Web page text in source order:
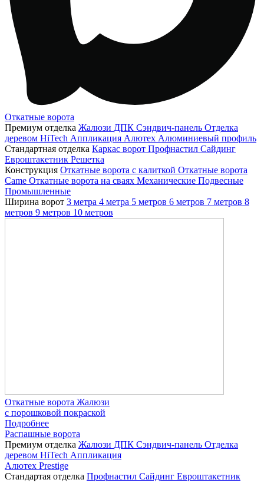
Откатные ворота
Премиум отделка Жалюзи ДПК Сэндвич-панель Отделка
деревом HiTech Аппликация Алютех Алюминиевый профиль
Стандартная отделка Каркас ворот Профнастил Сайдинг
Евроштакетник Решетка
Конструкция Откатные ворота с калиткой Откатные ворота
Came Откатные ворота на сваях Механические Подвесные
Промышленные
Ширина ворот 3 метра 4 метра 5 метров 6 метров 7 метров 8
метров 9 метров 10 метров
Откатные ворота Жалюзи
с порошковой покраской
Подробнее
Распашные ворота
Премиум отделка Жалюзи ДПК Сэндвич-панель Отделка
деревом HiTech Аппликация
Алютех Prestige
Стандартая отделка Профнастил Сайдинг Евроштакетник